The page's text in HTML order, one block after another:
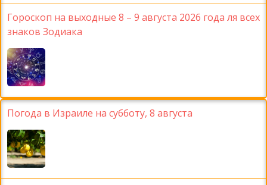
Гороскоп на выходные 8 – 9 августа 2026 года ля всех
знаков Зодиака
Погода в Израиле на субботу, 8 августа